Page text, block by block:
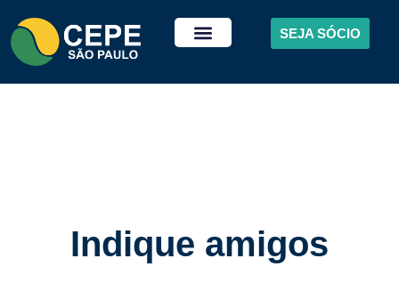
SEJA SÓCIO
Indique amigos